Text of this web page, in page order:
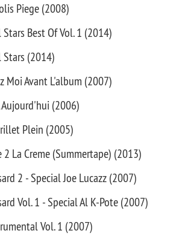
Piege (2008)
Best Of Vol. 1 (2014)
(2014)
Moi Avant L'album (2007)
Aujourd'hui (2006)
Plein (2005)
2 La Creme (Summertape) (2013)
2 - Special Joe Lucazz (2007)
Vol. 1 - Special Al K-Pote (2007)
Vol. 1 (2007)